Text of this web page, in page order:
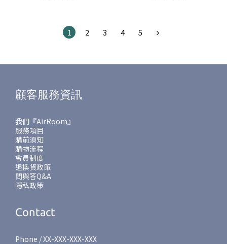
1 2 3 4 5
顧客服務資訊
我們『AirRoom』
服務項目
購前須知
購物流程
會員制度
退換貨政策
問與答Q&A
隱私政策
Contact
Phone / XX-XXX-XXX-XXX